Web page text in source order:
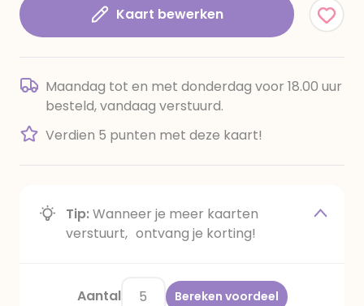
Kaart bewerken
Maandag tot en met donderdag voor 18.00 uur
besteld, vandaag verstuurd.
Verdien 5 punten met deze kaart!
Tip:Wanneer je meer kaarten
verstuurt, ontvang je korting!
Aantal Bereken voordeel